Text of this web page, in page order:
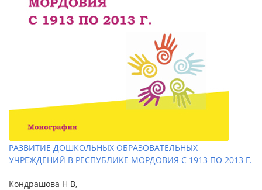
РАЗВИТИЕ ДОШКОЛЬНЫХ ОБРАЗОВАТЕЛЬНЫХ
УЧРЕЖДЕНИЙ В РЕСПУБЛИКЕ МОРДОВИЯ С 1913 ПО 2013 Г.
Кондрашова Н В,